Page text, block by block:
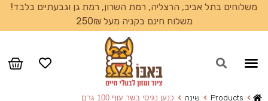
משלוחים בתל אביב, הרצליה, רמת השרון, רמת גן וגבעתיים בלבד!
משלוח חינם בקניה מעל 250₪
Products שינה כנען נגיסי בשר עוף 100 גרם